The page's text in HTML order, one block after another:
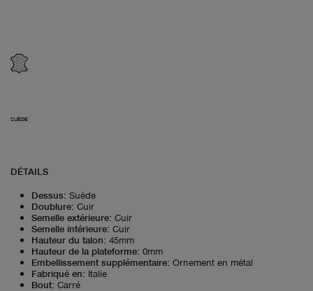
SUÈDE
DÉTAILS
Dessus: Suède
Doublure: Cuir
Semelle extérieure: Cuir
Semelle intérieure: Cuir
Hauteur du talon: 45mm
Hauteur de la plateforme: 0mm
Embellissement supplémentaire: Ornement en métal
Fabriqué en: Italie
Bout: Carré